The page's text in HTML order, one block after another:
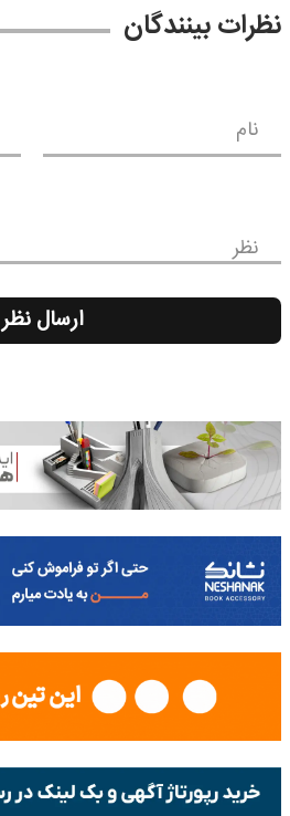
نظرات بینندگان
نام
نظر
ارسال نظر